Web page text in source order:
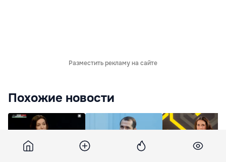
Разместить рекламу на сайте
Похожие новости